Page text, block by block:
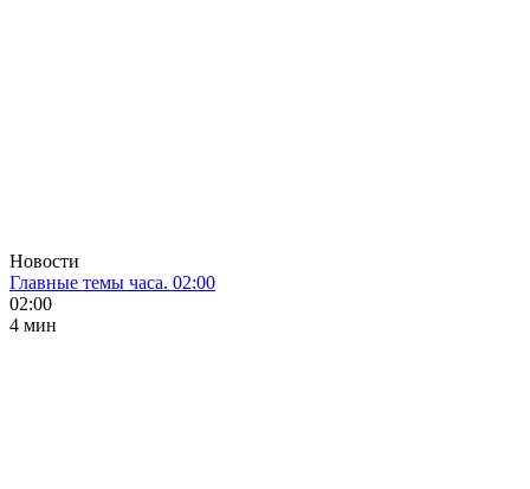
Новости
Главные темы часа. 02:00
02:00
4 мин